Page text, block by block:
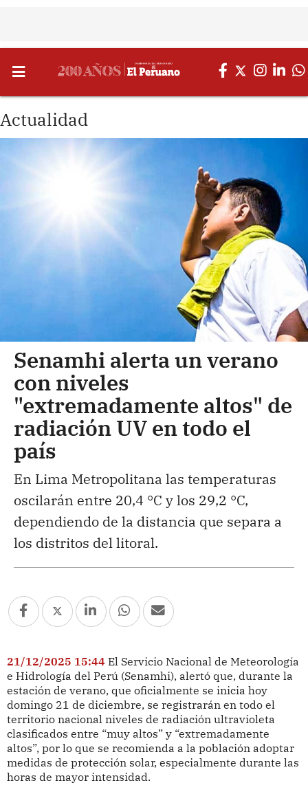
Actualidad
Senamhi alerta un verano
con niveles
"extremadamente altos" de
radiación UV en todo el
país
En Lima Metropolitana las temperaturas
oscilarán entre 20,4 °C y los 29,2 °C,
dependiendo de la distancia que separa a
los distritos del litoral.
21/12/2025 15:44 El Servicio Nacional de Meteorología
e Hidrología del Perú (Senamhi), alertó que, durante la
estación de verano, que oficialmente se inicia hoy
domingo 21 de diciembre, se registrarán en todo el
territorio nacional niveles de radiación ultravioleta
clasificados entre “muy altos” y “extremadamente
altos”, por lo que se recomienda a la población adoptar
medidas de protección solar, especialmente durante las
horas de mayor intensidad.